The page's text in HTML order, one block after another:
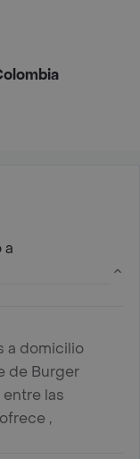
a
a domicilio
de Burger
las
,